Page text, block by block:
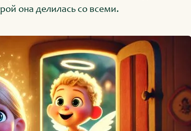
она делилась со всеми.